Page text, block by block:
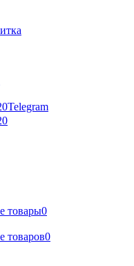
Telegram
товары0
товаров0